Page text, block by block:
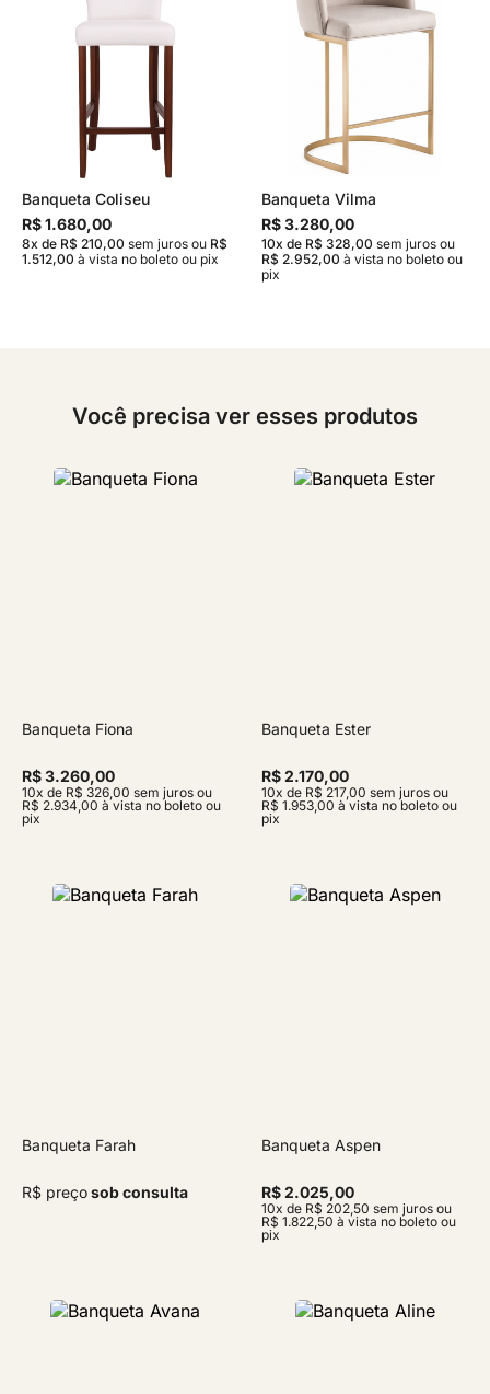
Banqueta Coliseu
R$ 1.680,00
8x de R$ 210,00 sem juros ou R$
1.512,00 à vista no boleto ou pix
Banqueta Vilma
R$ 3.280,00
10x de R$ 328,00 sem juros ou
R$ 2.952,00 à vista no boleto ou
pix
Você precisa ver esses produtos
Banqueta Fiona
R$ 3.260,00
10x de R$ 326,00 sem juros ou
R$ 2.934,00 à vista no boleto ou
pix
Banqueta Ester
R$ 2.170,00
10x de R$ 217,00 sem juros ou
R$ 1.953,00 à vista no boleto ou
pix
Banqueta Farah
R$ preçosob consulta
Banqueta Aspen
R$ 2.025,00
10x de R$ 202,50 sem juros ou
R$ 1.822,50 à vista no boleto ou
pix